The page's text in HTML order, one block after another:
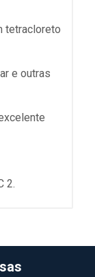
tetracloreto
e outras
2.